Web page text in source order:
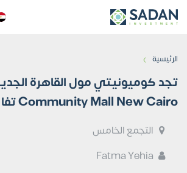
الرئيسية ›
Community Mall New Cairo تفاصيل وأسعار
التجمع الخامس